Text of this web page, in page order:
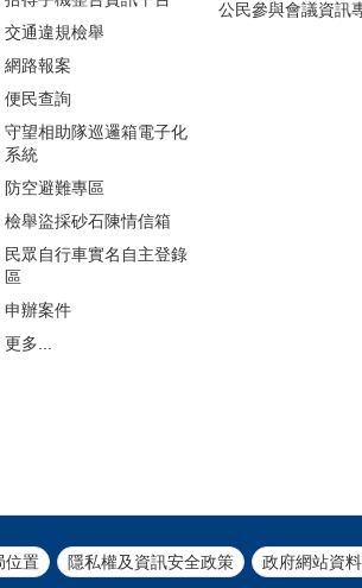
交通違規檢舉
網路報案
便民查詢
守望相助隊巡邏箱電子化
系統
防空避難專區
檢舉盜採砂石陳情信箱
民眾自行車實名自主登錄
區
申辦案件
更多...
公民參與會議資訊
位置 隱私權及資訊安全政策 政府網站資